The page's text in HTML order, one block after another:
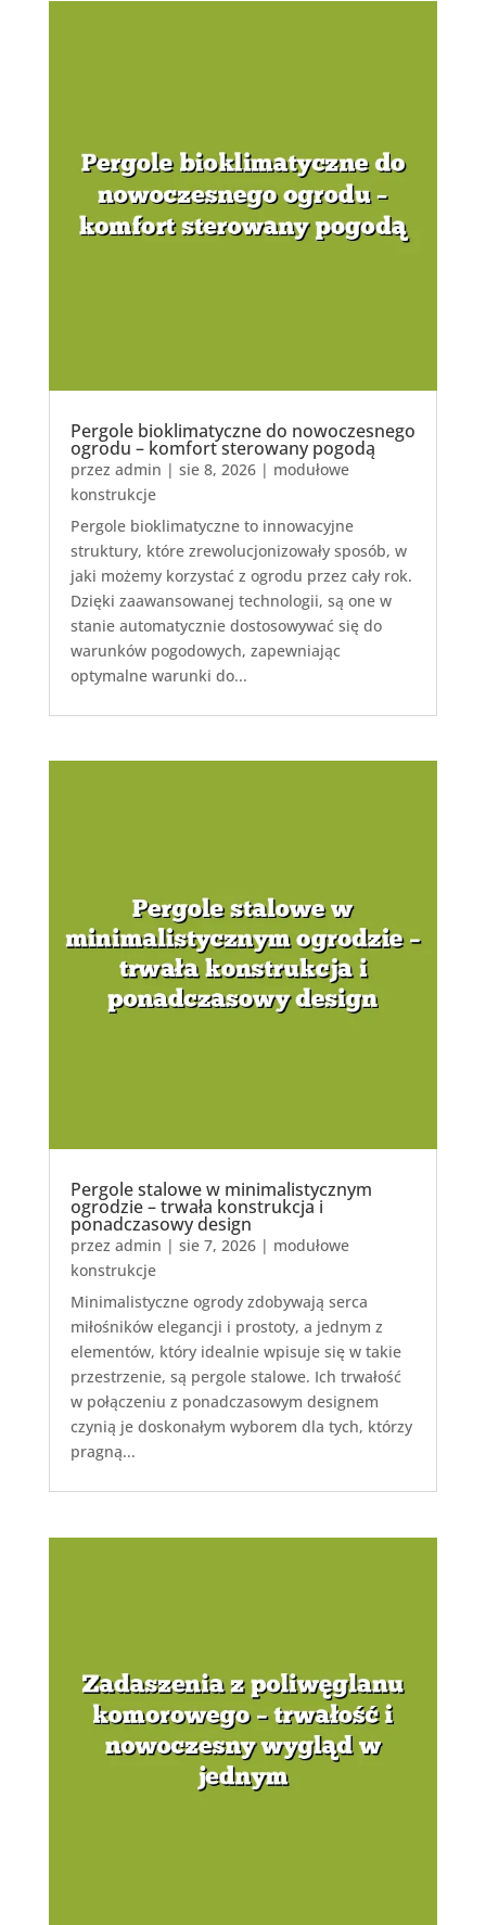
Pergole bioklimatyczne do nowoczesnego
ogrodu – komfort sterowany pogodą
przez admin | sie 8, 2026| modułowe
konstrukcje
Pergole bioklimatyczne to innowacyjne
struktury, które zrewolucjonizowały sposób, w
jaki możemy korzystać z ogrodu przez cały rok.
Dzięki zaawansowanej technologii, są one w
stanie automatycznie dostosowywać się do
warunków pogodowych, zapewniając
optymalne warunki do...
Pergole stalowe w minimalistycznym
ogrodzie – trwała konstrukcja i
ponadczasowy design
przez admin | sie 7, 2026| modułowe
konstrukcje
Minimalistyczne ogrody zdobywają serca
miłośników elegancji i prostoty, a jednym z
elementów, który idealnie wpisuje się w takie
przestrzenie, są pergole stalowe. Ich trwałość
w połączeniu z ponadczasowym designem
czynią je doskonałym wyborem dla tych, którzy
pragną...